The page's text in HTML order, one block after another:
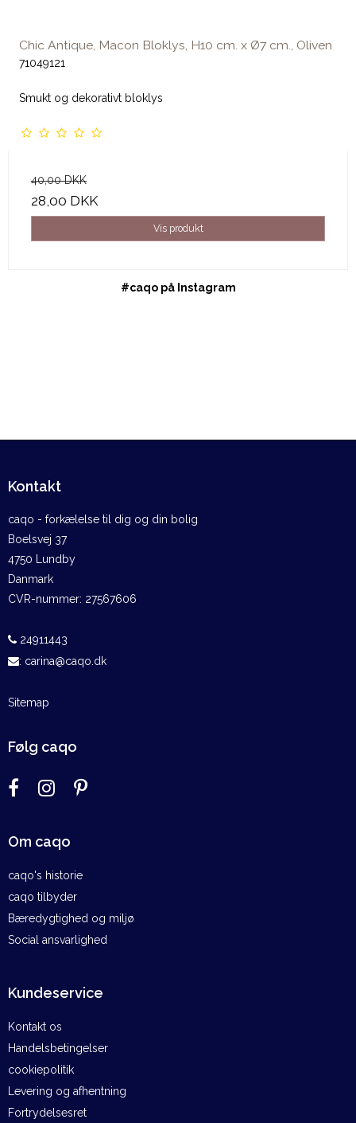
Chic Antique, Macon Bloklys, H10 cm. x Ø7 cm., Oliven
71049121
Smukt og dekorativt bloklys
40,00 DKK
28,00 DKK
Vis produkt
#caqo på Instagram
Kontakt
caqo - forkælelse til dig og din bolig
Boelsvej 37
4750 Lundby
Danmark
CVR-nummer: 27567606
24911443
: carina@caqo.dk
Sitemap
Følg caqo
Om caqo
caqo's historie
caqo tilbyder
Bæredygtighed og miljø
Social ansvarlighed
Kundeservice
Kontakt os
Handelsbetingelser
cookiepolitik
Levering og afhentning
Fortrydelsesret